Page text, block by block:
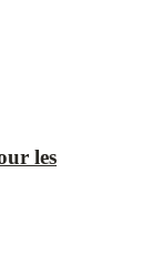
les